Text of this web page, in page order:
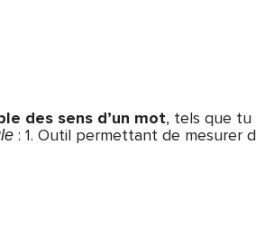
des sens d’un mot, tels que tu
: 1. Outil permettant de mesurer